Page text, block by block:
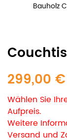
299,00 €
Wählen Sie
Aufpreis.
Weitere
Versand und
Bauholz